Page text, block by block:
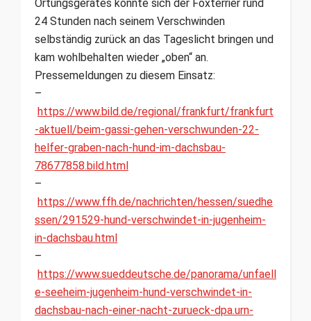
Ortungsgerätes konnte sich der Foxterrier rund
24 Stunden nach seinem Verschwinden
selbständig zurück an das Tageslicht bringen und
kam wohlbehalten wieder „oben“ an.
Pressemeldungen zu diesem Einsatz:
–
https://www.bild.de/regional/frankfurt/frankfurt
-aktuell/beim-gassi-gehen-verschwunden-22-
helfer-graben-nach-hund-im-dachsbau-
78677858.bild.html
–
https://www.ffh.de/nachrichten/hessen/suedhe
ssen/291529-hund-verschwindet-in-jugenheim-
in-dachsbau.html
–
https://www.sueddeutsche.de/panorama/unfaell
e-seeheim-jugenheim-hund-verschwindet-in-
dachsbau-nach-einer-nacht-zurueck-dpa.urn-